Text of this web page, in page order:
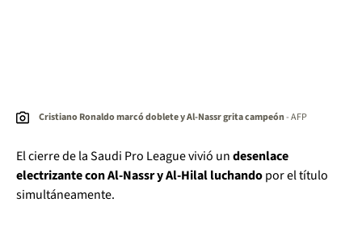
Cristiano Ronaldo marcó doblete y Al-Nassr grita campeón- AFP
El cierre de la Saudi Pro League vivió undesenlace
electrizante con Al-Nassr y Al-Hilal luchandopor el título
simultáneamente.